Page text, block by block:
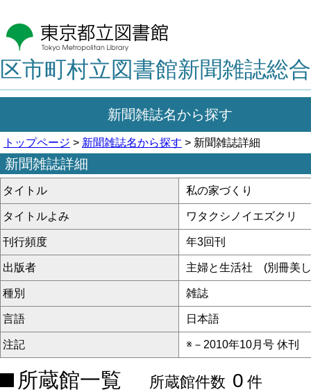
区市町村立図書館新聞雑誌総
新聞雑誌名から探す
トップページ > 新聞雑誌名から探す > 新聞雑誌詳細
新聞雑誌詳細
タイトル 私の家づくり
タイトルよみ ワタクシノイエズクリ
刊行頻度 年3回刊
出版者 主婦と生活社 (別冊美
種別 雑誌
言語 日本語
注記 ※－2010年10月号 休刊
所蔵館一覧 所蔵館件数 0 件